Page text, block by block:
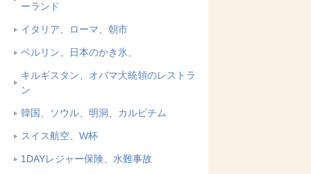
ーランド
イタリア、ローマ、朝市
ベルリン、日本のかき氷、
キルギスタン、オバマ大統領のレストラ
ン
韓国、ソウル、明洞、カルビチム
スイス航空、W杯
1DAYレジャー保険、水難事故